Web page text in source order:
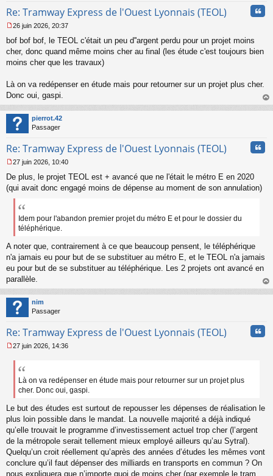
Re: Tramway Express de l'Ouest Lyonnais (TEOL)
e
s
s
e
n
o
n
l
u
26 juin 2026, 20:37
bof bof bof, le TEOL c'était un peu d''argent perdu pour un projet moins
cher, donc quand même moins cher au final (les étude c'est toujours bien
moins cher que les travaux)
Là on va redépenser en étude mais pour retourner sur un projet plus cher.
Donc oui, gaspi.
au
pierrot.42
Passager
Re: Tramway Express de l'Ouest Lyonnais (TEOL)
e
s
n
l
u
27 juin 2026, 10:40
De plus, le projet TEOL est + avancé que ne l'était le métro E en 2020
(qui avait donc engagé moins de dépense au moment de son annulation)
Idem pour l'abandon premier projet du métro E et pour le dossier du
téléphérique.
A noter que, contrairement à ce que beaucoup pensent, le téléphérique
n'a jamais eu pour but de se substituer au métro E, et le TEOL n'a jamais
eu pour but de se substituer au téléphérique. Les 2 projets ont avancé en
parallèle.
au
nim
Passager
Re: Tramway Express de l'Ouest Lyonnais (TEOL)
e
g
e
n
o
n
l
u
27 juin 2026, 14:36
Là on va redépenser en étude mais pour retourner sur un projet plus
cher. Donc oui, gaspi.
Le but des études est surtout de repousser les dépenses de réalisation le
plus loin possible dans le mandat. La nouvelle majorité a déjà indiqué
qu’elle trouvait le programme d’investissement actuel trop cher (l’argent
de la métropole serait tellement mieux employé ailleurs qu’au Sytral).
Quelqu’un croit réellement qu’après des années d’études les mêmes vont
conclure qu’il faut dépenser des milliards en transports en commun ? On
nous expliquera que n’importe quoi de moins cher (par exemple le tram